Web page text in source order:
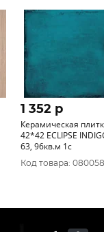
1 352 p
Керамическая
42*42 ECLIPSE
63, 96кв.м 1с
Код товара: 080058